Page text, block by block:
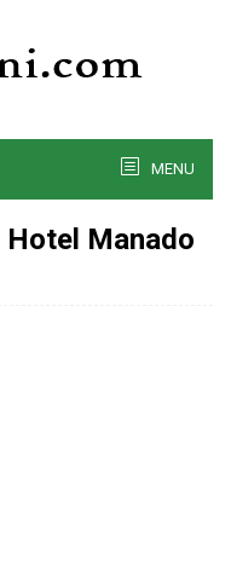
MENU
Hotel Manado